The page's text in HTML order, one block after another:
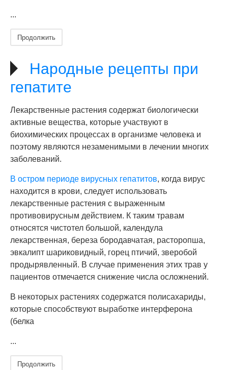
...
Продолжить
Народные рецепты при
гепатите
Лекарственные растения содержат биологически
активные вещества, которые участвуют в
биохимических процессах в организме человека и
поэтому являются незаменимыми в лечении многих
заболеваний.
В остром периоде вирусных гепатитов, когда вирус
находится в крови, следует использовать
лекарственные растения с выраженным
противовирусным действием. К таким травам
относятся чистотел большой, календула
лекарственная, береза бородавчатая, расторопша,
эвкалипт шариковидный, горец птичий, зверобой
продырявленный. В случае применения этих трав у
пациентов отмечается снижение числа осложнений.
В некоторых растениях содержатся полисахариды,
которые способствуют выработке интерферона
(белка
...
Продолжить